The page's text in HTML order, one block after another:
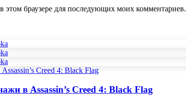
этом браузере для последующих моих комментариев.
в Assassin’s Creed 4: Black Flag